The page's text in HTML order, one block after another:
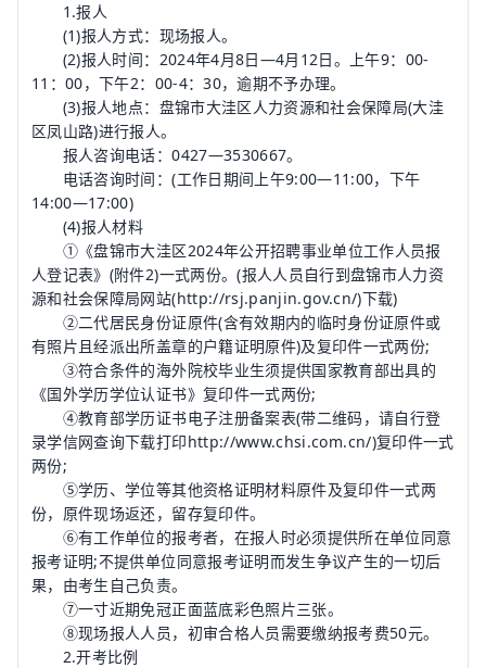
1.报人
(1)报人方式：现场报人。
(2)报人时间：2024年4月8日—4月12日。上午9：00-
11：00，下午2：00-4：30，逾期不予办理。
(3)报人地点：盘锦市大洼区人力资源和社会保障局(大洼
区凤山路)进行报人。
报人咨询电话：0427—3530667。
电话咨询时间：(工作日期间上午9:00—11:00，下午
14:00—17:00)
(4)报人材料
①《盘锦市大洼区2024年公开招聘事业单位工作人员报
人登记表》(附件2)一式两份。(报人人员自行到盘锦市人力资
源和社会保障局网站(http://rsj.panjin.gov.cn/)下载)
②二代居民身份证原件(含有效期内的临时身份证原件或
有照片且经派出所盖章的户籍证明原件)及复印件一式两份;
③符合条件的海外院校毕业生须提供国家教育部出具的
《国外学历学位认证书》复印件一式两份;
④教育部学历证书电子注册备案表(带二维码，请自行登
录学信网查询下载打印http://www.chsi.com.cn/)复印件一式
两份;
⑤学历、学位等其他资格证明材料原件及复印件一式两
份，原件现场返还，留存复印件。
⑥有工作单位的报考者，在报人时必须提供所在单位同意
报考证明;不提供单位同意报考证明而发生争议产生的一切后
果，由考生自己负责。
⑦一寸近期免冠正面蓝底彩色照片三张。
⑧现场报人人员，初审合格人员需要缴纳报考费50元。
2.开考比例